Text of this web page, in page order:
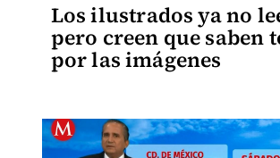
Los ilustrados ya no
pero creen que saben
por las imágenes